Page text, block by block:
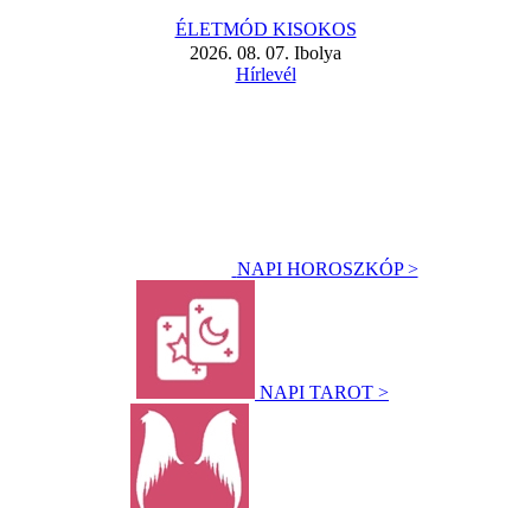
ÉLETMÓD KISOKOS
2026. 08. 07. Ibolya
Hírlevél
NAPI HOROSZKÓP >
NAPI TAROT >